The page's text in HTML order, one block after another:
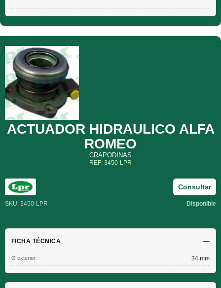
ACTUADOR HIDRAULICO ALFA
ROMEO
CRAPODINAS
REF: 3450-LPR
SKU: 3450-LPR Disponible
Consultar
FICHA TÉCNICA
Ø exterior 34 mm